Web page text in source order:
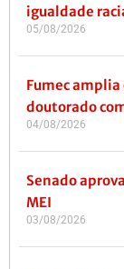
igualdade
05/08/2026
Fumec amplia
doutorado
04/08/2026
Senado
MEI
03/08/2026